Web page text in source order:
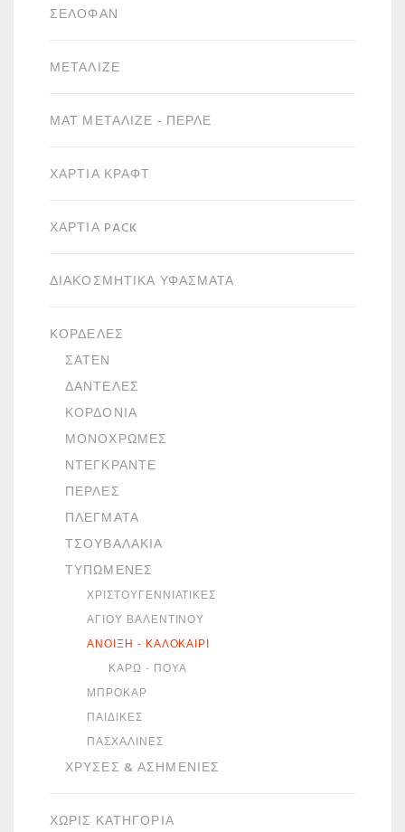
ΣΕΛΟΦΆΝ
ΜΕΤΑΛΙΖΈ
ΜΑΤ ΜΕΤΑΛΙΖΈ - ΠΕΡΛΈ
ΧΑΡΤΙΆ ΚΡΑΦΤ
ΧΑΡΤΙΆ PACK
ΔΙΑΚΟΣΜΗΤΙΚΆ ΥΦΆΣΜΑΤΑ
ΚΟΡΔΈΛΕΣ
ΣΑΤΈΝ
ΔΑΝΤΈΛΕΣ
ΚΟΡΔΌΝΙΑ
ΜΟΝΌΧΡΩΜΕΣ
ΝΤΕΓΚΡΑΝΤΈ
ΠΈΡΛΕΣ
ΠΛΈΓΜΑΤΑ
ΤΣΟΥΒΑΛΆΚΙΑ
ΤΥΠΩΜΈΝΕΣ
ΧΡΙΣΤΟΥΓΕΝΝΙΆΤΙΚΕΣ
ΑΓΊΟΥ ΒΑΛΕΝΤΊΝΟΥ
ΆΝΟΙΞΗ - ΚΑΛΟΚΑΊΡΙ
ΚΑΡΏ - ΠΟΥΆ
ΜΠΡΟΚΆΡ
ΠΑΙΔΙΚΈΣ
ΠΑΣΧΑΛΙΝΈΣ
ΧΡΥΣΈΣ & ΑΣΗΜΈΝΙΕΣ
ΧΩΡΙΣ ΚΑΤΗΓΟΡΙΑ